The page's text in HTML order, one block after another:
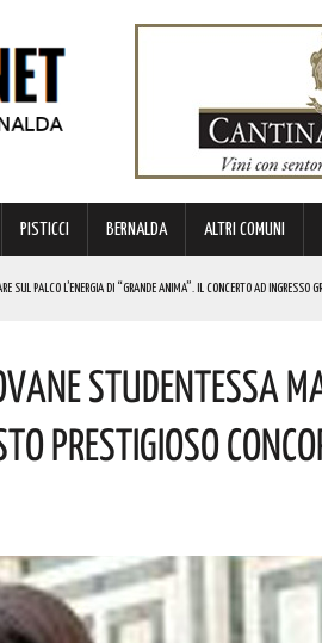
PISTICCI BERNALDA ALTRI COMUNI
SUL PALCO L’ENERGIA DI “GRANDE ANIMA”. IL CONCERTO AD INGRESSO
INTERESSATE
SI FA ATTRICE E CUSTODE DELLA PROPRIA IDENTITÀ. L’INIZIATIVA
Studentessa
Prestigioso